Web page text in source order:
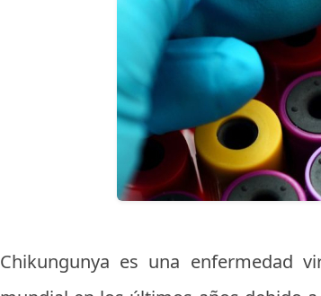
Chikungunya es una enfermedad